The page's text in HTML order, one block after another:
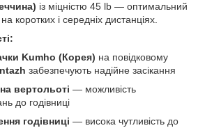
із міцністю 45 lb — оптимальний
коротких і середніх дистанціях.
Kumho (Корея) на повідковому
забезпечують надійне засікання
вертольоті — можливість
до годівниці
годівниці — висока чутливість до